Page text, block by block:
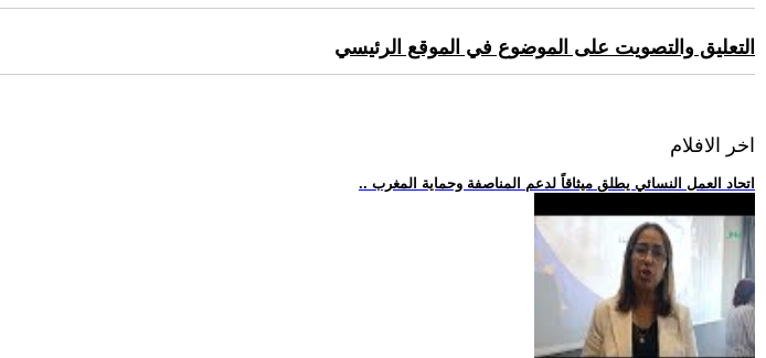
التعليق والتصويت على الموضوع في الموقع الرئيسي
اخر الافلام
.. اتحاد العمل النسائي يطلق ميثاقاً لدعم المناصفة وحماية المغرب